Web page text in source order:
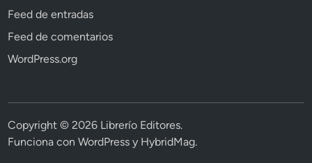
Feed de entradas
Feed de comentarios
WordPress.org
Copyright © 2026 Librerío Editores.
Funciona conWordPress y HybridMag.